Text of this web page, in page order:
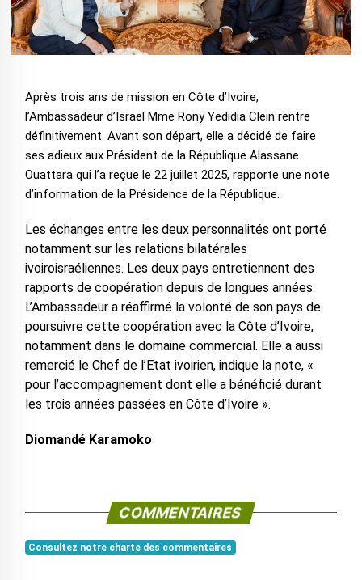
Après trois ans de mission en Côte d’Ivoire,
l’Ambassadeur d’Israël Mme Rony Yedidia Clein rentre
définitivement. Avant son départ, elle a décidé de faire
ses adieux aux Président de la République Alassane
Ouattara qui l’a reçue le 22 juillet 2025, rapporte une note
d’information de la Présidence de la République.
Les échanges entre les deux personnalités ont porté
notamment sur les relations bilatérales
ivoiroisraéliennes. Les deux pays entretiennent des
rapports de coopération depuis de longues années.
L’Ambassadeur a réaffirmé la volonté de son pays de
poursuivre cette coopération avec la Côte d’Ivoire,
notamment dans le domaine commercial. Elle a aussi
remercié le Chef de l’Etat ivoirien, indique la note, «
pour l’accompagnement dont elle a bénéficié durant
les trois années passées en Côte d’Ivoire ».
Diomandé Karamoko
COMMENTAIRES
Consultez notre charte des commentaires